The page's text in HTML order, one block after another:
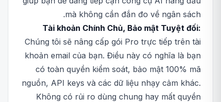
mà không cần đắn đo về ngân sách.
Tài khoản Chính Chủ, Bảo mật Tuyệt đối:
Chúng tôi sẽ nâng cấp gói Pro trực tiếp trên tài
khoản email của bạn. Điều này có nghĩa là bạn
có toàn quyền kiểm soát, bảo mật 100% mã
nguồn, API keys và các dữ liệu nhạy cảm khác.
Không có rủi ro dùng chung hay mất quyền